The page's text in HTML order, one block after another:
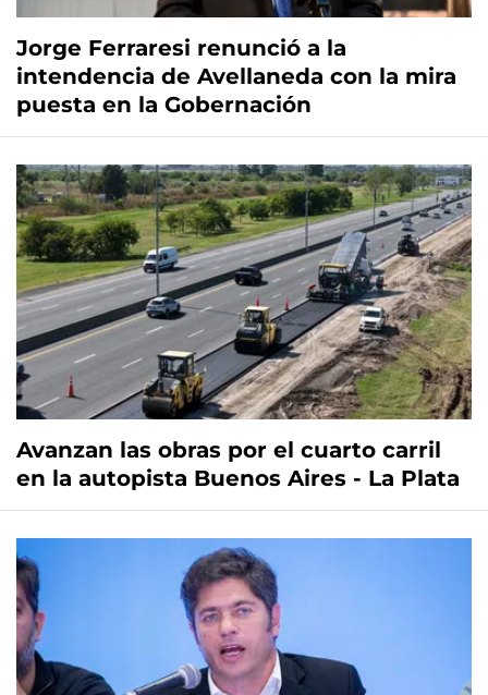
Jorge Ferraresi renunció a la
intendencia de Avellaneda con la mira
puesta en la Gobernación
Avanzan las obras por el cuarto carril
en la autopista Buenos Aires - La Plata